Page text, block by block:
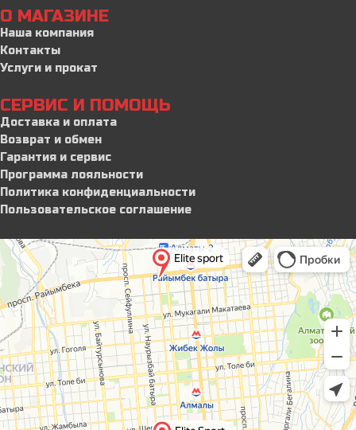
О МАГАЗИНЕ
Наша компания
Контакты
Услуги и прокат
СЕРВИС И ПОМОЩЬ
Доставка и оплата
Возврат и обмен
Гарантия и сервис
Программа лояльности
Политика конфиденциальности
Пользовательское соглашение